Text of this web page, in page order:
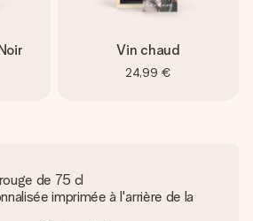
Vin chaud
24,99 €
de 75 cl
imprimée à l'arrière de la